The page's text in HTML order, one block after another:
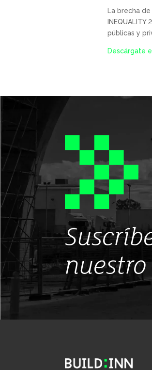
La brecha
públicas y
Descárgate